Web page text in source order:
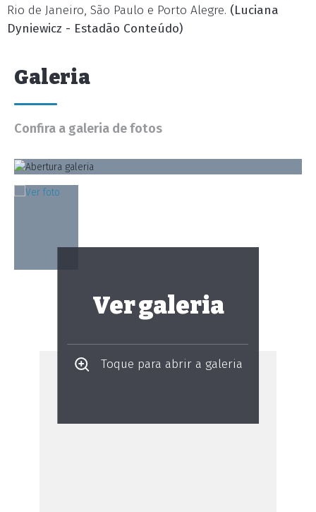
Rio de Janeiro, São Paulo e Porto Alegre. (Luciana
Dyniewicz - Estadão Conteúdo)
Galeria
Confira a galeria de fotos
Ver galeria
Toque para abrir a galeria